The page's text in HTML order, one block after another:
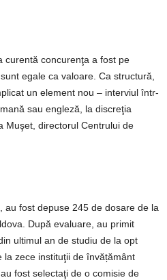
curentă concurenţa a fost pe
egale ca valoare. Ca structură,
un element nou – interviul într-
sau engleză, la discreţia
Muşet, directorul Centrului de
au fost depuse 245 de dosare de la
După evaluare, au primit
ultimul an de studiu de la opt
la zece instituţii de învățământ
fost selectaţi de o comisie de